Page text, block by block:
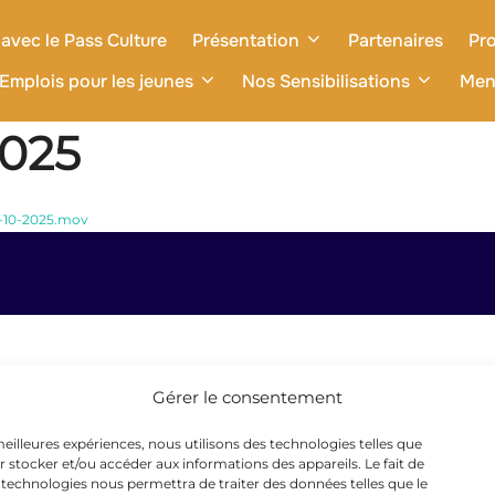
Gérer le consentement
expériences, nous utilisons des technologies telles que
stocker et/ou accéder aux informations des appareils. Le fait de
nous permettra de traiter des données telles que le
le Pass Culture Présentation Partenaires
pour les jeunes
Nos Sensibilisations
2025.mov